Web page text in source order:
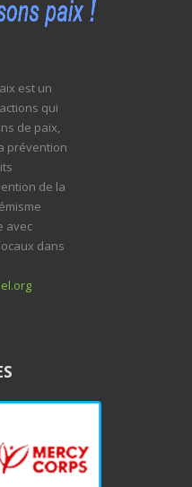
est un
qui
de paix,
prévention
de la
avec
dans